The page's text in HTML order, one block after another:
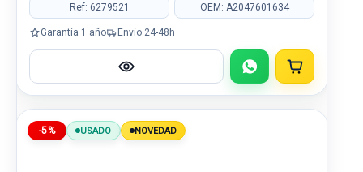
Ref: 6279521 OEM: A2047601634
Garantía 1 año Envío 24-48h
-5% USADO NOVEDAD